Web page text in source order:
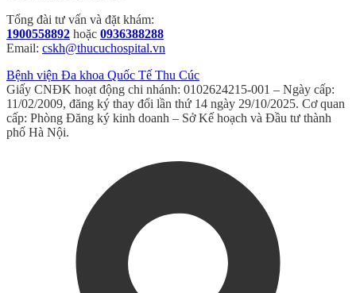
Tổng đài tư vấn và đặt khám:
1900558892 hoặc 0936388288
Email: cskh@thucuchospital.vn
Bệnh viện Đa khoa Quốc Tế Thu Cúc
Giấy CNĐK hoạt động chi nhánh: 0102624215-001 – Ngày cấp:
11/02/2009, đăng ký thay đổi lần thứ 14 ngày 29/10/2025. Cơ quan
cấp: Phòng Đăng ký kinh doanh – Sở Kế hoạch và Đầu tư thành
phố Hà Nội.